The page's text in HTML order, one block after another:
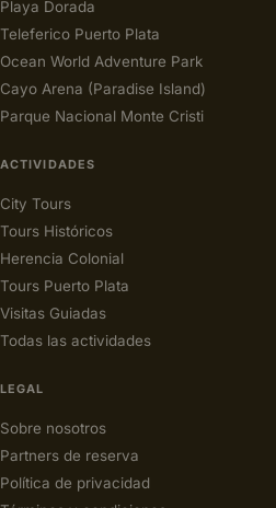
Playa Dorada
Teleferico Puerto Plata
Ocean World Adventure Park
Cayo Arena (Paradise Island)
Parque Nacional Monte Cristi
ACTIVIDADES
City Tours
Tours Históricos
Herencia Colonial
Tours Puerto Plata
Visitas Guiadas
Todas las actividades
LEGAL
Sobre nosotros
Partners de reserva
Política de privacidad